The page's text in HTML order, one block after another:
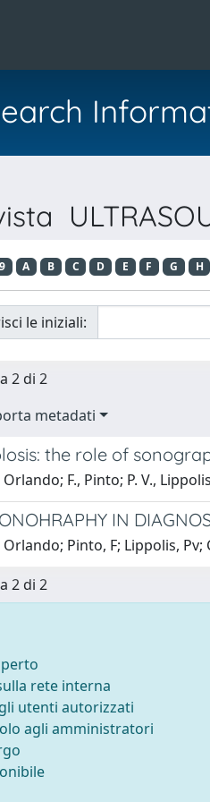
A B C D E F G H
le iniziali:
2 di 2
metadati
the role of
F., Pinto; P. V.,
IN
Pinto, F; Lippolis, Pv;
2 di 2
rete interna
utenti autorizzati
agli amministratori